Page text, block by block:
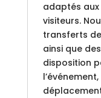
adaptés
visiteurs.
transferts
ainsi que
disposition